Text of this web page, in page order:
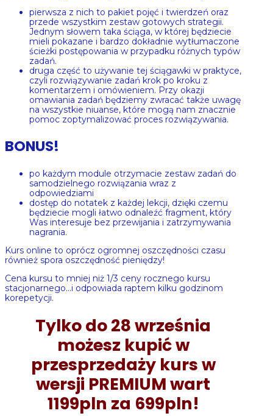
pierwsza z nich to pakiet pojęć i twierdzeń oraz
przede wszystkim zestaw gotowych strategii.
Jednym słowem taka ściąga, w której będziecie
mieli pokazane i bardzo dokładnie wytłumaczone
ścieżki postępowania w przypadku różnych typów
zadań.
druga część to używanie tej ściągawki w praktyce,
czyli rozwiązywanie zadań krok po kroku z
komentarzem i omówieniem. Przy okazji
omawiania zadań będziemy zwracać także uwagę
na wszystkie niuanse, które mogą nam znacznie
pomoc zoptymalizować proces rozwiązywania.
BONUS!
po każdym module otrzymacie zestaw zadań do
samodzielnego rozwiązania wraz z
odpowiedziami
dostęp do notatek z każdej lekcji, dzięki czemu
będziecie mogli łatwo odnaleźć fragment, który
Was interesuje bez przewijania i zatrzymywania
nagrania.
Kurs online to oprócz ogromnej oszczędności czasu
również spora oszczędność pieniędzy!
Cena kursu to mniej niż 1/3 ceny rocznego kursu
stacjonarnego…i odpowiada raptem kilku godzinom
korepetycji.
Tylko do 28 września
możesz kupić w
przesprzedaży kurs w
wersji PREMIUM wart
1199pln za 699pln!